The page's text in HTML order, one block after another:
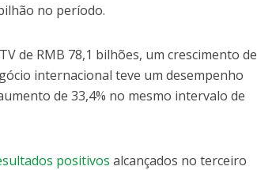
no período.
de RMB 78,1 bilhões, um crescimento de
internacional teve um desempenho
de 33,4% no mesmo intervalo de
positivos alcançados no terceiro